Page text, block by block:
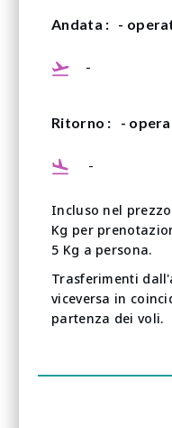
Andata : -
-
Ritorno : -
-
Incluso nel
Kg per
5 Kg a persona.
Trasferimenti
viceversa in
partenza dei voli.